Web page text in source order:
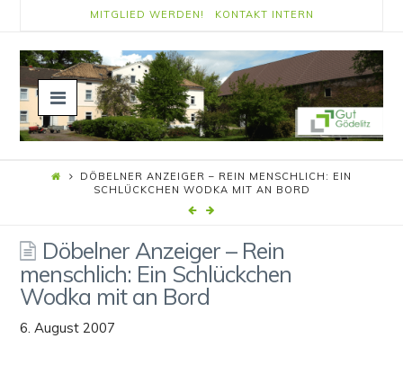
MITGLIED WERDEN! KONTAKT INTERN
Navigation
DÖBELNER ANZEIGER – REIN MENSCHLICH: EIN
SCHLÜCKCHEN WODKA MIT AN BORD
Döbelner Anzeiger – Rein
menschlich: Ein Schlückchen
Wodka mit an Bord
6. August 2007